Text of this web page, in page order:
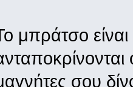
μπράτσο
σου